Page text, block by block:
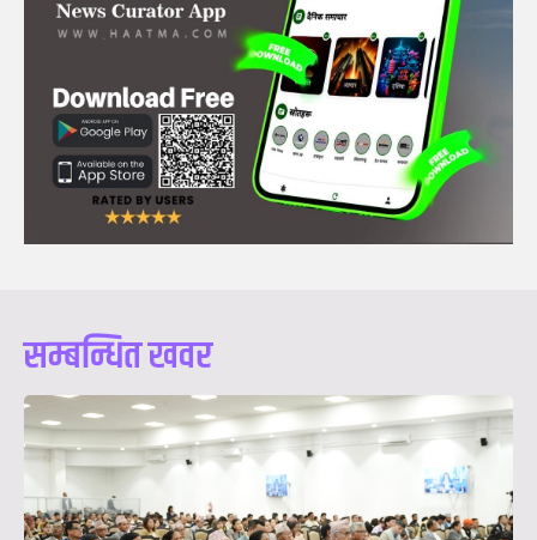
सम्बन्धित खवर